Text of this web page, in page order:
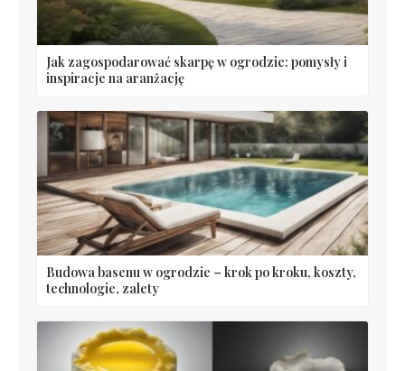
Jak zagospodarować skarpę w ogrodzie: pomysły i
inspiracje na aranżację
Budowa basenu w ogrodzie – krok po kroku, koszty,
technologie, zalety